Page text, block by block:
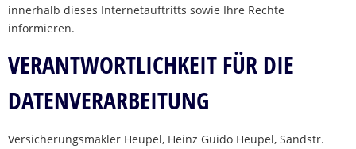
innerhalb dieses Internetauftritts sowie Ihre Rechte
informieren.
VERANTWORTLICHKEIT FÜR DIE
DATENVERARBEITUNG
Versicherungsmakler Heupel, Heinz Guido Heupel, Sandstr.